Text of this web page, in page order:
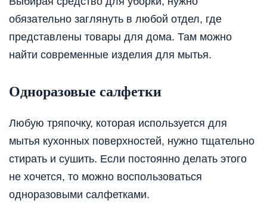
обязательно заглянуть в любой отдел, где
представлены товары для дома. Там можно
найти современные изделия для мытья.
Одноразовые салфетки
Любую тряпочку, которая используется для
мытья кухонных поверхностей, нужно тщательно
стирать и сушить. Если постоянно делать этого
не хочется, то можно воспользоваться
одноразовыми салфетками.